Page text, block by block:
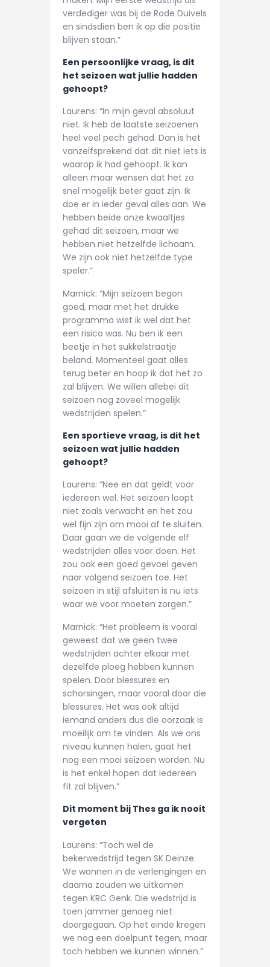
verdediger was bij de Rode Duivels
en sindsdien ben ik op die positie
blijven staan.”
Een persoonlijke vraag, is dit
het seizoen wat jullie hadden
gehoopt?
Laurens: “In mijn geval absoluut
niet. Ik heb de laatste seizoenen
heel veel pech gehad. Dan is het
vanzelfsprekend dat dit niet iets is
waarop ik had gehoopt. Ik kan
alleen maar wensen dat het zo
snel mogelijk beter gaat zijn. Ik
doe er in ieder geval alles aan. We
hebben beide onze kwaaltjes
gehad dit seizoen, maar we
hebben niet hetzelfde lichaam.
We zijn ook niet hetzelfde type
speler.”
Marnick: “Mijn seizoen begon
goed, maar met het drukke
programma wist ik wel dat het
een risico was. Nu ben ik een
beetje in het sukkelstraatje
beland. Momenteel gaat alles
terug beter en hoop ik dat het zo
zal blijven. We willen allebei dit
seizoen nog zoveel mogelijk
wedstrijden spelen.”
Een sportieve vraag, is dit het
seizoen wat jullie hadden
gehoopt?
Laurens: “Nee en dat geldt voor
iedereen wel. Het seizoen loopt
niet zoals verwacht en het zou
wel fijn zijn om mooi af te sluiten.
Daar gaan we de volgende elf
wedstrijden alles voor doen. Het
zou ook een goed gevoel geven
naar volgend seizoen toe. Het
seizoen in stijl afsluiten is nu iets
waar we voor moeten zorgen.”
Marnick: “Het probleem is vooral
geweest dat we geen twee
wedstrijden achter elkaar met
dezelfde ploeg hebben kunnen
spelen. Door blessures en
schorsingen, maar vooral door die
blessures. Het was ook altijd
iemand anders dus die oorzaak is
moeilijk om te vinden. Als we ons
niveau kunnen halen, gaat het
nog een mooi seizoen worden. Nu
is het enkel hopen dat iedereen
fit zal blijven.”
Dit moment bij Thes ga ik nooit
vergeten
Laurens: “Toch wel de
bekerwedstrijd tegen SK Deinze.
We wonnen in de verlengingen en
daarna zouden we uitkomen
tegen KRC Genk. Die wedstrijd is
toen jammer genoeg niet
doorgegaan. Op het einde kregen
we nog een doelpunt tegen, maar
toch hebben we kunnen winnen.”